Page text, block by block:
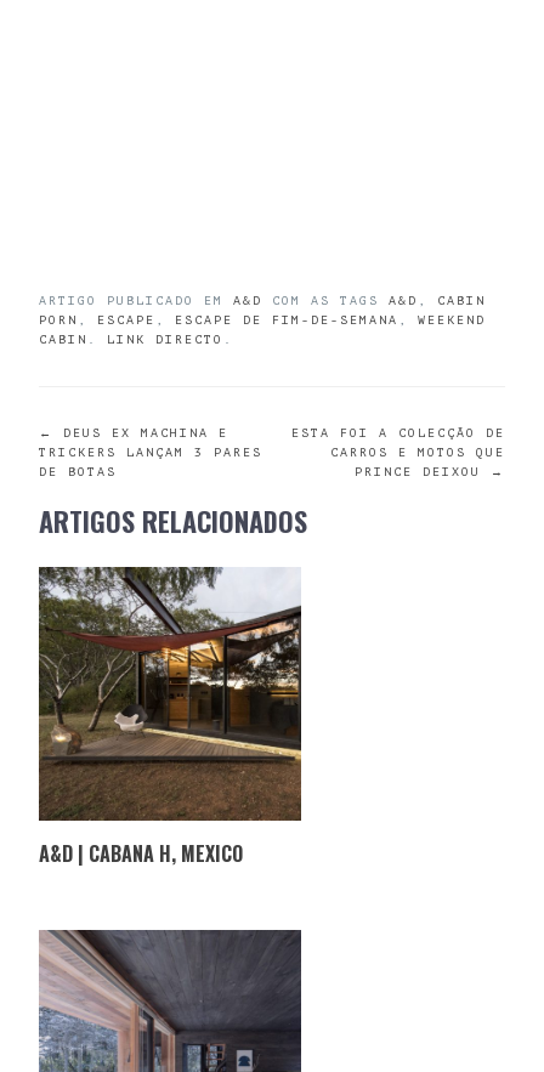
ARTIGO PUBLICADO EM A&D COM AS TAGS A&D
CABIN
PORN
ESCAPE ESCAPE DE FIM-DE-SEMANA
WEEKEND
CABIN
LINK DIRECTO
POST
NAVIGATION
←
DEUS EX MACHINA E
TRICKERS LANÇAM 3 PARES
DE BOTAS
ESTA FOI A COLECÇÃO DE
CARROS E MOTOS QUE
PRINCE DEIXOU
→
ARTIGOS RELACIONADOS
A&D | CABANA H, MEXICO